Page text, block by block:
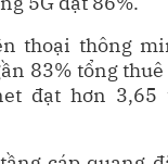
thoại thông
83% tổng
đạt hơn